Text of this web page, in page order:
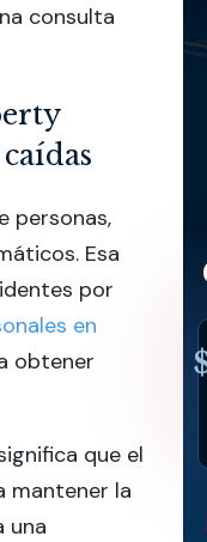
consulta
personas,
Esa
por
en
obtener
que el
mantener la
una